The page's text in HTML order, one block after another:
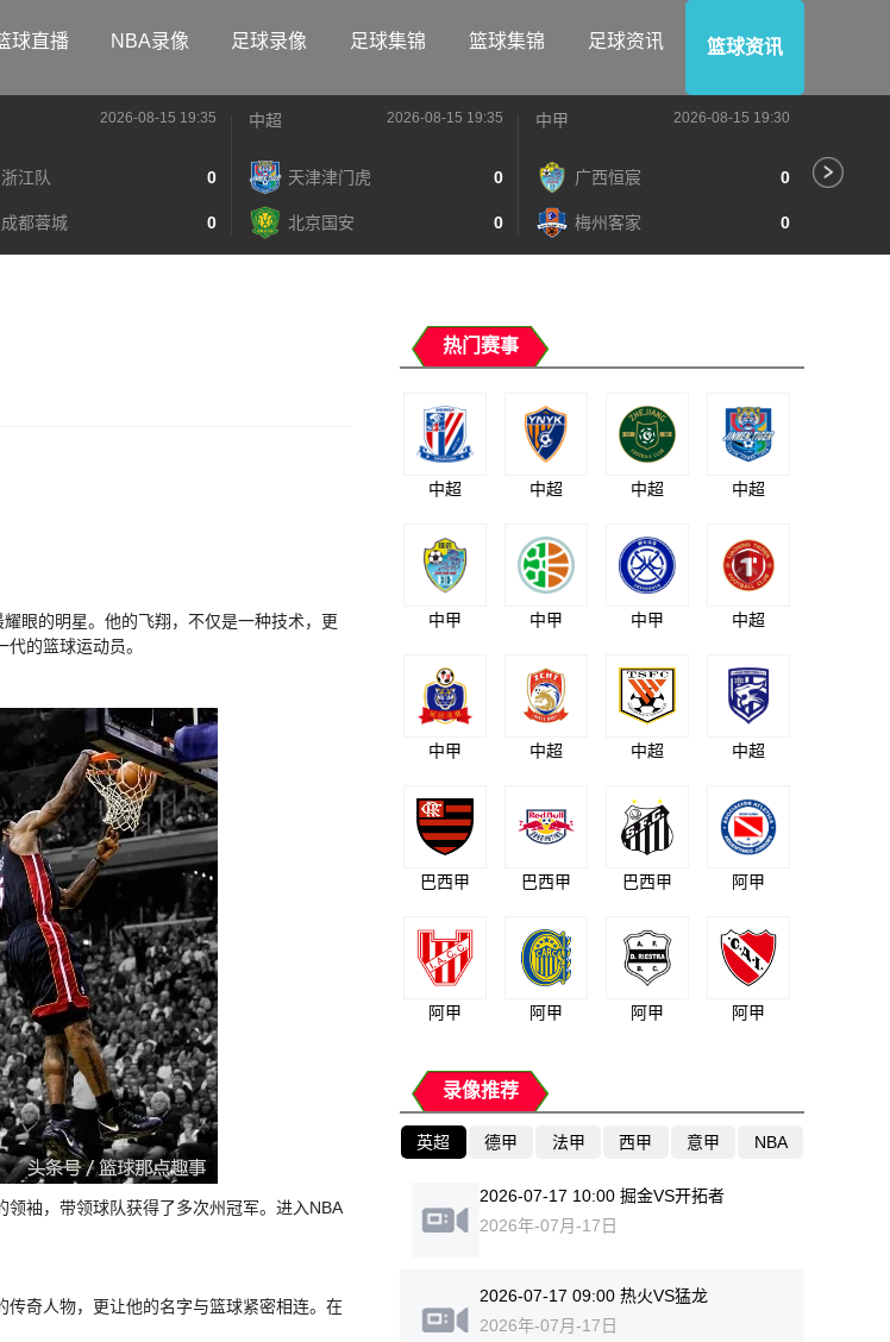
球直播 NBA录像 足球录像 足球集锦 篮球集锦 足球资讯 篮球资讯
2026-08-15 19:35
浙江队 0
成都蓉城 0
中超 2026-08-15 19:35
天津津门虎 0
北京国安 0
中甲 2026-08-15 19:30
广西恒宸 0
梅州客家 0
眼的明星。他的飞翔，不仅是一种技术，更
的篮球运动员。
袖，带领球队获得了多次州冠军。进入NBA
奇人物，更让他的名字与篮球紧密相连。在
热门赛事
中超 中超 中超 中超
中甲 中甲 中甲 中超
中甲 中超 中超 中超
巴西甲 巴西甲 巴西甲 阿甲
阿甲 阿甲 阿甲 阿甲
录像推荐
英超 德甲 法甲 西甲 意甲 NBA
2026-07-17 10:00 掘金VS开拓者
2026年-07月-17日
2026-07-17 09:00 热火VS猛龙
2026年-07月-17日